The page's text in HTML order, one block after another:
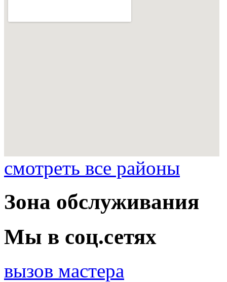
смотреть все районы
Зона обслуживания
Мы в соц.сетях
вызов мастера